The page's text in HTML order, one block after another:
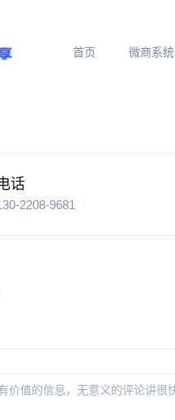
首页 微商系统
话
2208-9681